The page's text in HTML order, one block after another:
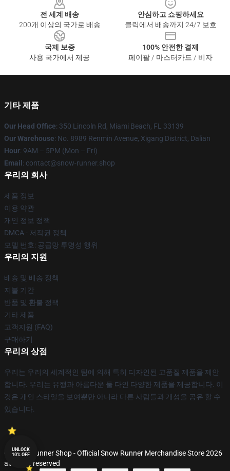
전 세계 배송
200개 이상의 국가로 배송
안심하고 쇼핑하세요
클릭에서 배송까지 24/7 보호
국제 보증
사용 국가에서 제공
100% 안전한 결제
페이팔 / 마스터카드 / 비자
기타 제품
Our Head Office: 350 Lincoln Rd, Miami Beach, FL 33139
Our Warehouse: No. 8989 Renmin Avenue, Xigang District, Dalian
Hour: 9AM – 5PM (Mon – Fri)
Email : contact@snow-runner.shop
우리의 회사
제품 정보
이용 약관
개인 정보 정책
DMCA - 저작권 정책
모델 번호: 공급망 투명성 행위
우리의 지원
배송 및 배송 정책
지불 기간
반품 및 환불 정책
기타 제품
고객지원 (FAQ)
구매하기
우리의 상점
우리는 우리의 세계적인 팀에 의해 특히 디자인된 고품질 제품을 제안
합니다. 우리는 유행과 아름다운 둘 다인 다양한 제품을 제공합니다. 이
것은 개인 스타일을 보여뿐만 아니라 다른 사람들과 개성을 공유 할 수
있습니다.
© Snow Runner Shop - Official Snow Runner Merchandise Store 2026
all rights reserved
UNLOCK
10% OFF